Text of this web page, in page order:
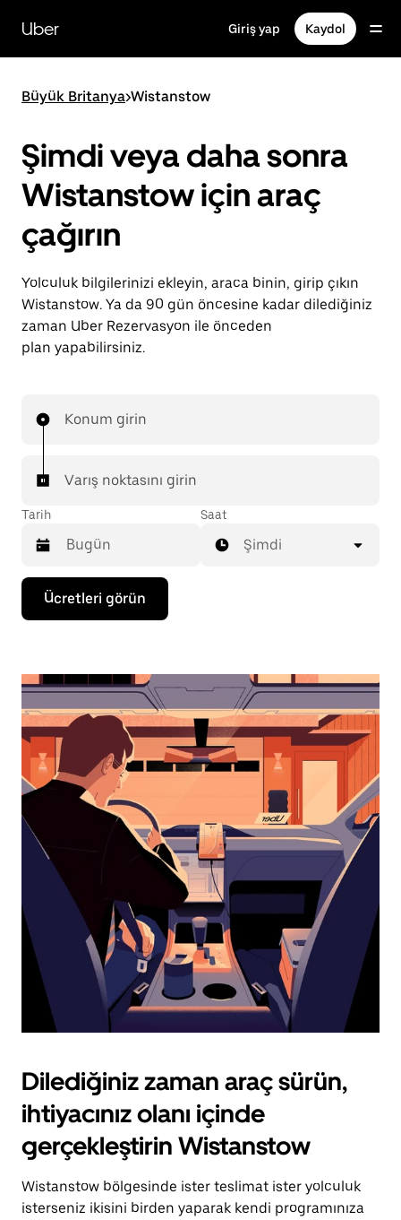
içeriğe
gidinUber Giriş yap Kaydol
Büyük Britanya>Wistanstow
Şimdi veya daha sonra
Wistanstow için araç
çağırın
Yolculuk bilgilerinizi ekleyin, araca binin, girip çıkın
Wistanstow. Ya da 90 gün öncesine kadar dilediğiniz
zaman Uber Rezervasyon ile önceden
plan yapabilirsiniz.
Konum girin
Varış noktasını girin
Tarih
Takvimle
etkileşime
geçmek
seçmek
aşağı
ok
tuşuna
basın.
Takvimi
kapatmak
için
escape
tuşuna
basın.
Saat
Şimdi
Ücretleri görün
Dilediğiniz zaman araç sürün,
ihtiyacınız olanı içinde
gerçekleştirin Wistanstow
Wistanstow bölgesinde ister teslimat ister yolculuk
isterseniz ikisini birden yaparak kendi programınıza